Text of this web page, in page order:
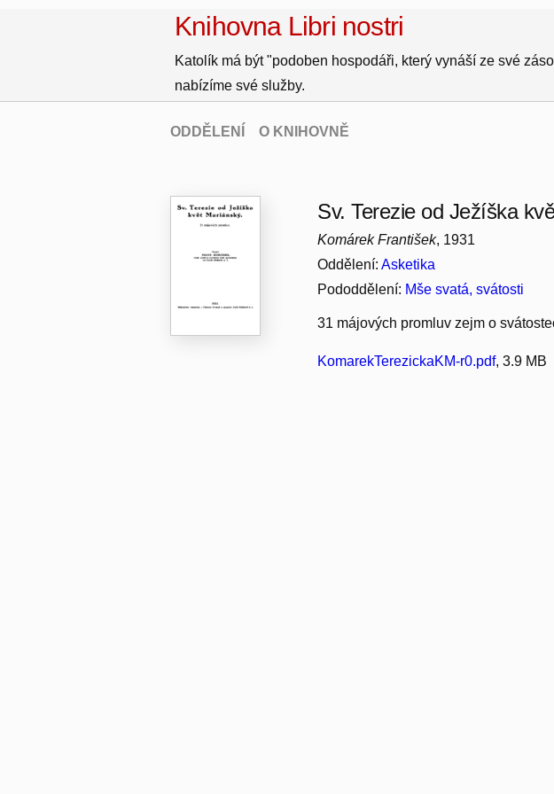
Knihovna Libri nostri
Katolík má být "podoben hospodáři, který vynáší ze své
nabízíme své služby.
ODDĚLENÍ O KNIHOVNĚ
Sv. Terezie od Ježíška
Komárek František, 1931
Oddělení:Asketika
Pododdělení: Mše svatá, svátosti
31 májových promluv zejm o
KomarekTerezickaKM-r0.pdf, 3.9 MB